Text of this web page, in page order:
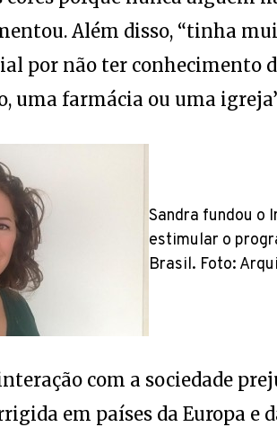
Além disso, “tinha
por não ter conhecimento
uma farmácia ou uma
Sandra fundou o
estimular o
Brasil. Foto:
com a sociedade
em países da Europa e